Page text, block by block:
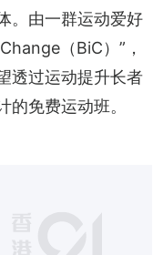
。由一群运动爱好
（BiC）”，
透过运动提升长者
免费运动班。